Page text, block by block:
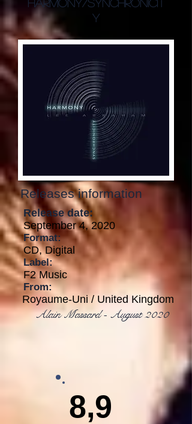
Harmony/Synchronicit
y
Releases information
Release date:
September 4, 2020
Format:
CD, Digital
Label:
F2 Music
From:
Royaume-Uni / United Kingdom
Alain Massard - August 2020
8,9